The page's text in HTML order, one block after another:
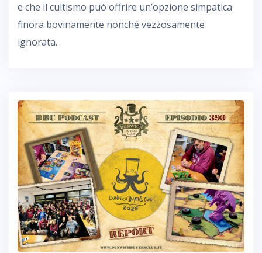
e che il cultismo può offrire un’opzione simpatica
finora bovinamente nonché vezzosamente
ignorata.